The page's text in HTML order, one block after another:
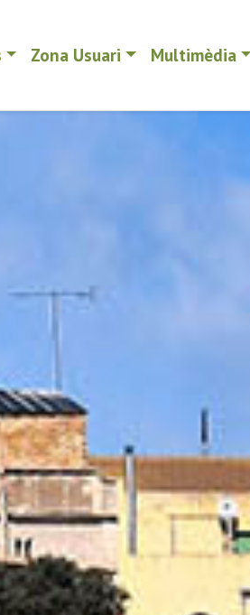
Zona Usuari Multimèdia